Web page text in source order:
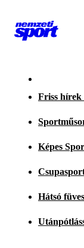
Friss hírek
Képes
Hátsó füves